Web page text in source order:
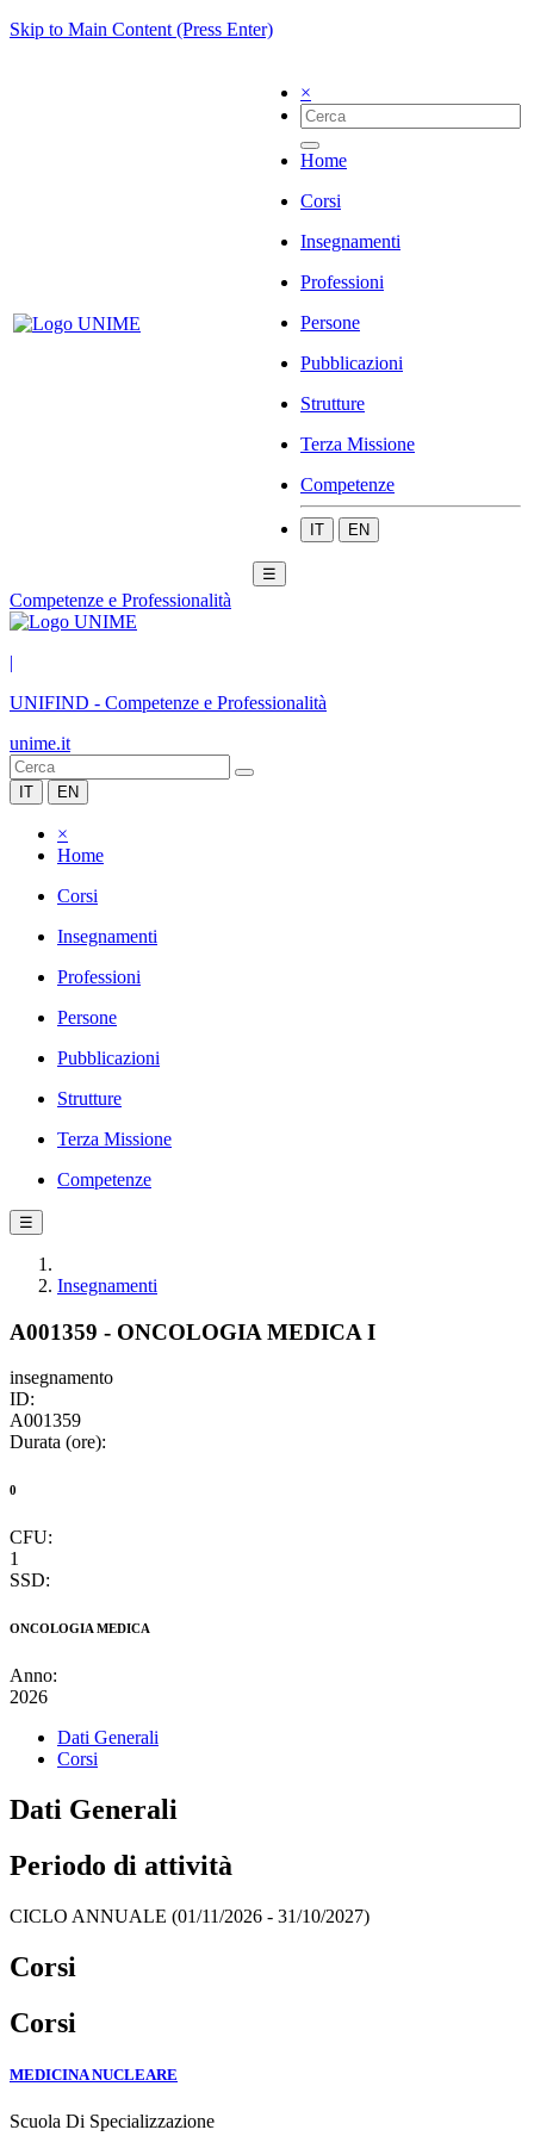
Skip to Main Content (Press Enter)
×
Home
Corsi
Insegnamenti
Professioni
Persone
Pubblicazioni
Strutture
Terza Missione
Competenze
IT EN
☰
Competenze e Professionalità
|
UNIFIND - Competenze e Professionalità
unime.it
IT EN
×
Home
Corsi
Insegnamenti
Professioni
Persone
Pubblicazioni
Strutture
Terza Missione
Competenze
☰
Insegnamenti
A001359 - ONCOLOGIA MEDICA I
insegnamento
ID:
A001359
Durata (ore):
0
CFU:
1
SSD:
ONCOLOGIA MEDICA
Anno:
2026
Dati Generali
Corsi
Dati Generali
Periodo di attività
CICLO ANNUALE (01/11/2026 - 31/10/2027)
Corsi
Corsi
MEDICINA NUCLEARE
Scuola Di Specializzazione